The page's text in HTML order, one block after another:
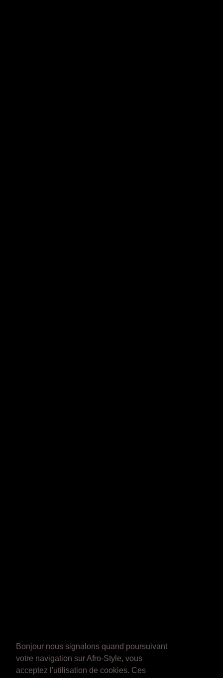
Bonjour nous signalons quand poursuivant
votre navigation sur Afro-Style, vous
acceptez l'utilisation de cookies. Ces